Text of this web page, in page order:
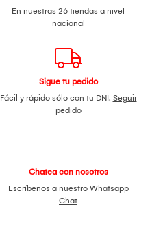
En nuestras 26 tiendas a nivel
nacional
Sigue tu pedido
Fácil y rápido sólo con tu DNI. Seguir
pedido
Chatea con nosotros
Escríbenos a nuestro Whatsapp
Chat